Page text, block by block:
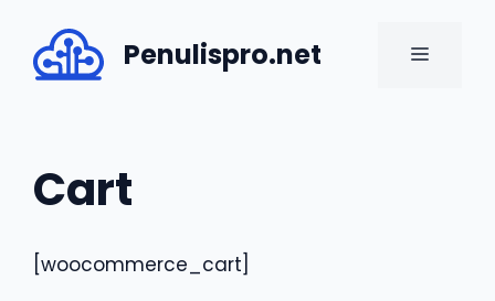
content
Penulispro.net MENU
Cart
[woocommerce_cart]